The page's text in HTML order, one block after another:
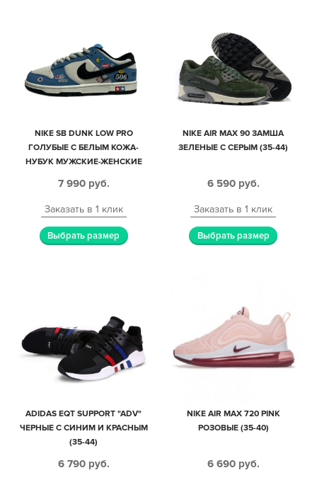
NIKE SB DUNK LOW PRO
ГОЛУБЫЕ С БЕЛЫМ КОЖА-
НУБУК МУЖСКИЕ-ЖЕНСКИЕ
7 990 руб.
Заказать в 1 клик
Выбрать размер
NIKE AIR MAX 90 ЗАМША
ЗЕЛЕНЫЕ С СЕРЫМ (35-44)
6 590 руб.
Заказать в 1 клик
Выбрать размер
ADIDAS EQT SUPPORT "ADV"
ЧЕРНЫЕ С СИНИМ И КРАСНЫМ
(35-44)
6 790 руб.
NIKE AIR MAX 720 PINK
РОЗОВЫЕ (35-40)
6 690 руб.